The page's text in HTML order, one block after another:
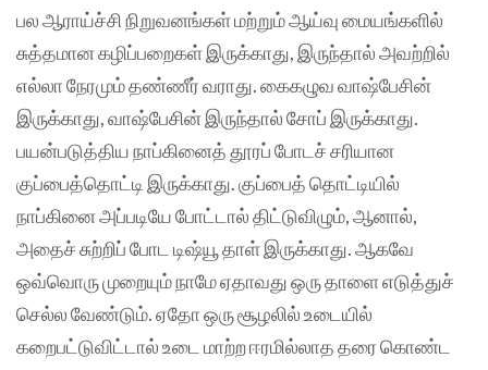
பல ஆராய்ச்சி நிறுவனங்கள் மற்றும் ஆய்வு மையங்களில்
சுத்தமான கழிப்பறைகள் இருக்காது, இருந்தால் அவற்றில்
எல்லா நேரமும் தண்ணீர் வராது. கைகழுவ வாஷ்பேசின்
இருக்காது, வாஷ்பேசின் இருந்தால் சோப் இருக்காது.
பயன்படுத்திய நாப்கினைத் தூரப் போடச் சரியான
குப்பைத்தொட்டி இருக்காது. குப்பைத் தொட்டியில்
நாப்கினை அப்படியே போட்டால் திட்டுவிழும், ஆனால்,
அதைச் சுற்றிப் போட டிஷ்யூ தாள் இருக்காது. ஆகவே
ஒவ்வொரு முறையும் நாமே ஏதாவது ஒரு தாளை எடுத்துச்
செல்ல வேண்டும். ஏதோ ஒரு சூழலில் உடையில்
கறைபட்டுவிட்டால் உடை மாற்ற ஈரமில்லாத தரை கொண்ட